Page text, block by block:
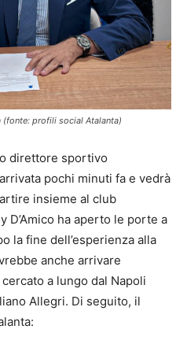
(fonte: profili social Atalanta)
direttore sportivo
pochi minuti fa e vedrà
insieme al club
D’Amico ha aperto le porte a
la fine dell’esperienza alla
anche arrivare
a lungo dal Napoli
Allegri. Di seguito, il